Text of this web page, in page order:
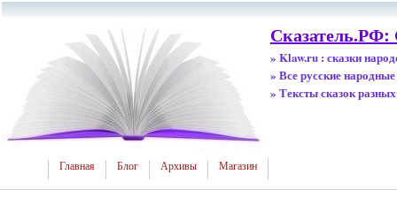
Сказатель.РФ:
» Klaw.ru : сказки
» Все русские народные
» Тексты сказок
Главная Блог Архивы Магазин